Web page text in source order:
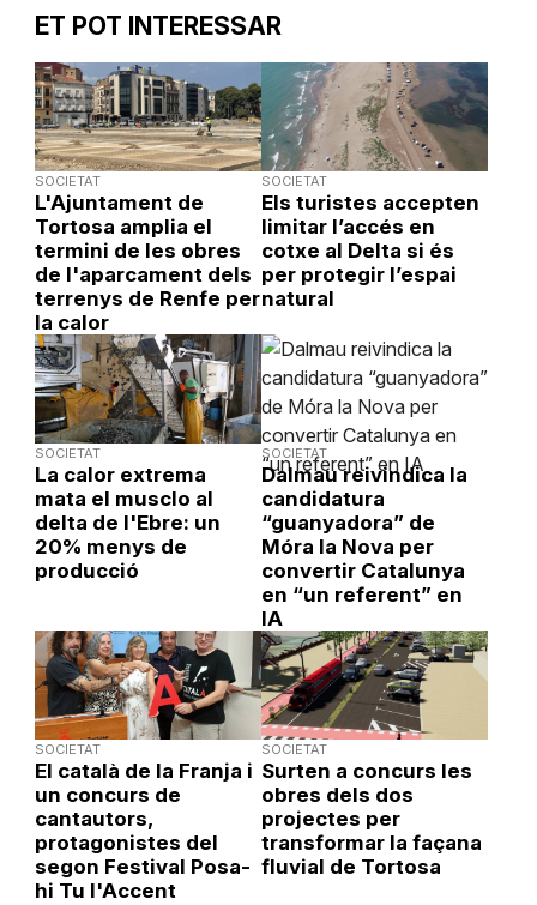
ET POT INTERESSAR
SOCIETAT
L'Ajuntament de
Tortosa amplia el
termini de les obres
de l'aparcament dels
terrenys de Renfe per
la calor
SOCIETAT
Els turistes accepten
limitar l’accés en
cotxe al Delta si és
per protegir l’espai
natural
SOCIETAT
La calor extrema
mata el musclo al
delta de l'Ebre: un
20% menys de
producció
SOCIETAT
Dalmau reivindica la
candidatura
“guanyadora” de
Móra la Nova per
convertir Catalunya
en “un referent” en
IA
SOCIETAT
El català de la Franja i
un concurs de
cantautors,
protagonistes del
segon Festival Posa-
hi Tu l'Accent
SOCIETAT
Surten a concurs les
obres dels dos
projectes per
transformar la façana
fluvial de Tortosa